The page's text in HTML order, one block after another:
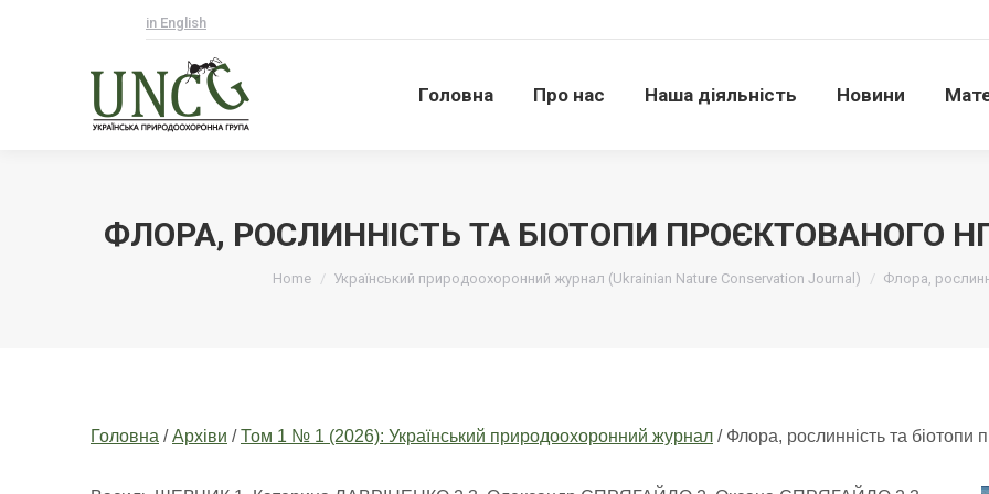
in English
Головна Про нас Наша діяльність Новини
ФЛОРА, РОСЛИННІСТЬ ТА БІОТОПИ ПРОЄКТОВАНОГО
Home Український природоохоронний журнал (Ukrainian Nature Conservation Journal) Флора,
Головна /Архіви /Том 1 № 1 (2026): Український природоохоронний журнал / Флора, рослинність та
Головна Про нас Наша діяльність Новини